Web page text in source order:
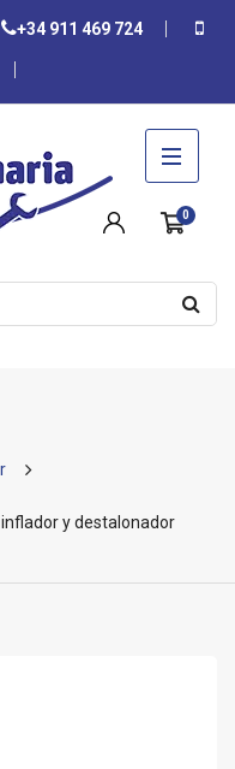
+34 911 469 724
0
y destalonador